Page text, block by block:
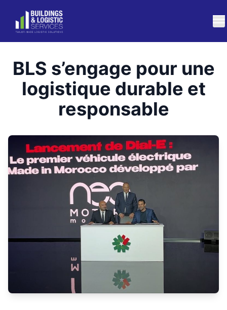
BLS s’engage pour une
logistique durable et
responsable